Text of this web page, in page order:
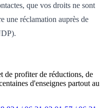
que vos droits ne sont
une réclamation auprès de
de profiter de réductions, de
d'enseignes partout au